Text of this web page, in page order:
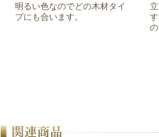
明るい色なのでどの木材タイ
プにも合います。